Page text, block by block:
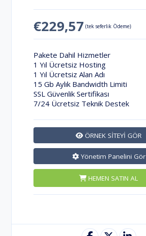
€229,57 (tek seferlik Ödeme)
Pakete Dahil Hizmetler
1 Yıl Ücretsiz Hosting
1 Yıl Ücretsiz Alan Adı
15 Gb Aylık Bandwidth Limiti
SSL Güvenlik Sertifikası
7/24 Ücretsiz Teknik Destek
ÖRNEK SİTEYİ GÖR
Yönetim Panelini Gör
HEMEN SATIN AL